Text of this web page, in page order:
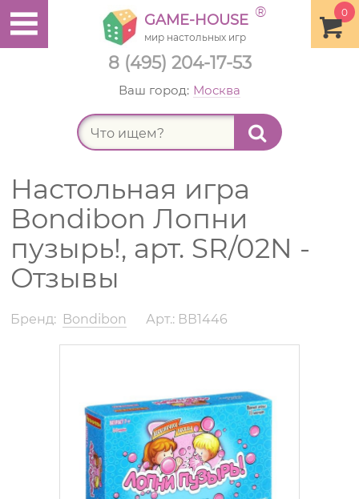
8 (495) 204-17-53
0
GAME-HOUSE ®
мир настольных игр
Ваш город: Москва
Настольная игра
Bondibon Лопни
пузырь!, арт. SR/02N -
Отзывы
Бренд: Bondibon Арт.: ВВ1446